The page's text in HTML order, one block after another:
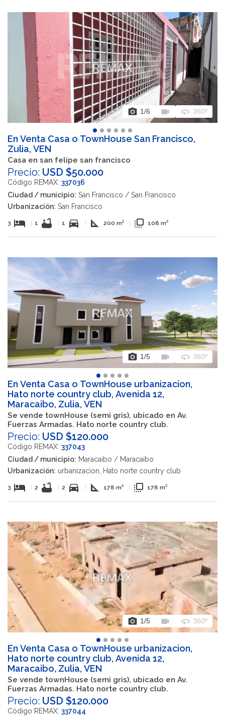
photo_camera 1/6 videocam 360 360º
En Venta Casa o TownHouse San Francisco,
Zulia, VEN
Casa en san felipe san francisco
Precio: USD $50.000
Código REMAX: 337036
Ciudad / municipio: San Francisco / San Francisco
Urbanización: San Francisco
3 hotel 1 bathtub 1 directions_car square_foot 200 m² flip_to_front 108 m²
photo_camera 1/5 videocam 360 360º
En Venta Casa o TownHouse urbanizacion,
Hato norte country club, Avenida 12,
Maracaibo, Zulia, VEN
Se vende townHouse (semi gris), ubicado en Av.
Fuerzas Armadas. Hato norte country club.
Precio: USD $120.000
Código REMAX: 337043
Ciudad / municipio: Maracaibo / Maracaibo
Urbanización: urbanizacion, Hato norte country club
3 hotel 2 bathtub 2 directions_car square_foot 178 m² flip_to_front 178 m²
photo_camera 1/5 videocam 360 360º
En Venta Casa o TownHouse urbanizacion,
Hato norte country club, Avenida 12,
Maracaibo, Zulia, VEN
Se vende townHouse (semi gris), ubicado en Av.
Fuerzas Armadas. Hato norte country club.
Precio: USD $120.000
Código REMAX: 337044